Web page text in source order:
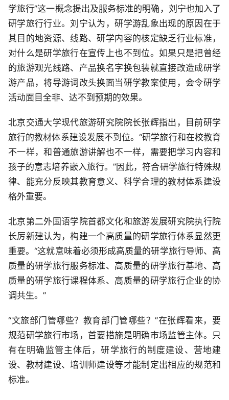
学旅行”这一概念提出及服务标准的明确，刘宁也加入了
研学旅行行业。刘宁认为，研学游乱象出现的原因在于
其目的地资源、线路、研学内容的核定缺乏行业标准，
对什么是研学旅行在宣传上也不到位。如果只是把曾经
的旅游观光线路、产品换名字换包装就直接改造成研学
游产品，将导游词改头换面当研学教案使用，会令研学
活动面目全非、达不到预期的效果。
北京交通大学现代旅游研究院院长张辉指出，目前研学
旅行的教材体系建设发展不到位。“研学旅行和在校教育
不一样，和普通旅游讲解也不一样，需要把学习内容和
孩子的意志培养嵌入旅行。”因此，符合研学旅行特殊规
律、能充分反映其教育意义、科学合理的教材体系建设
格外重要。
北京第二外国语学院首都文化和旅游发展研究院执行院
长厉新建认为，构建一个高质量的研学旅行体系显然更
重要。“这就意味着必须形成高质量的研学旅行导师、高
质量的研学旅行服务标准、高质量的研学旅行基地、高
质量的研学旅行课程体系、高质量的研学旅行企业的协
调共生。”
“文旅部门管哪些？教育部门管哪些？”在张辉看来，要
规范研学旅行市场，首要措施是明确市场监管主体。只
有在明确监管主体后，研学旅行的制度建设、营地建
设、教材建设、培训师建设等才能制定出相应的规范和
标准。